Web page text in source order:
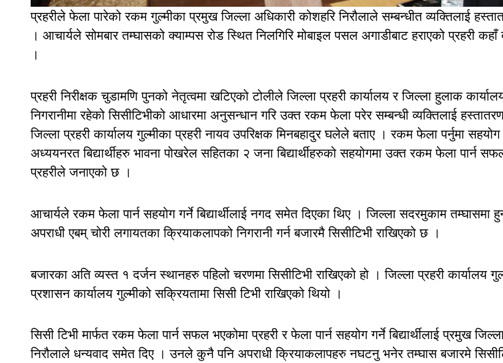
प्रहरीले फेला पारेको रकम गुल्मीका प्रमुख जिल्ला अधिकारी कोशहरि निरौलाले सम्बन्धीत व्यक्तिलाई
। आचार्यले सोमबार तम्घासको क्याम्पस रोड स्थित निलगिरि मोबाइल पसल अगाडीबाट हराएको प्रहरी कहाँ
।
प्रहरी निरीक्षक चुडामणि पुनको नेतृत्वमा खटिएको टोलीले जिल्ला प्रहरी कार्यालय र जिल्ला हुलाक
निगरानीमा रहेको सिसीटिभीको आधारमा अनुसन्धान गरि उक्त रकम फेला परेर सम्बन्धी व्यक्तिलाई
जिल्ला प्रहरी कार्यालय गुल्मीका प्रहरी नायव उपरिक्षक मिनबहादुर घलेले बताए । रकम फेला पर्नुमा सहयोग
अध्ययनरत बिद्यार्थीहरु भावना पोखरेल सहितका २ जना बिद्यार्थीहरुको सहयोगमा उक्त रकम फेला पार्न
प्रहरीले जनाएको छ ।
आचार्यले रकम फेला पार्न सहयोग गर्ने बिद्यार्थीलाई नगद समेत दिएका थिए । जिल्ला सदरमुकाम तम्घासमा
अपराधी एबम् चोरी लगायतका क्रियाकलापको निगरानी गर्न बजारमै सिसीटिभी राखिएको छ ।
बजारका अति व्यस्त १ दर्जन स्थानहरु पहिलो चरणमा सिसीटिभी राखिएको हो । जिल्ला प्रहरी कार्यालय
प्रशासन कार्यालय गुल्मीको सक्रियतामा सिसी टिभी राखिएको थियो ।
सिसी टिभी मार्फत रकम फेला पार्न सफल भएकोमा प्रहरी र फेला पार्न सहयोग गर्ने बिद्यार्थीलाई प्रमुख
निरौलाले धन्यवाद समेत दिए । उनले कुनै पनि अपराधी क्रियाकलापहरु नघटनु भनेर तम्घास बजारमे